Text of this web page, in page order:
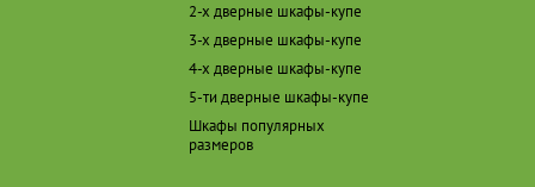
2-х дверные шкафы-купе
3-х дверные шкафы-купе
4-х дверные шкафы-купе
5-ти дверные шкафы-купе
Шкафы популярных
размеров